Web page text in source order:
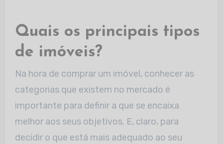
Quais os principais tipos
de imóveis?
Na hora de comprar um imóvel, conhecer as
categorias que existem no mercado é
importante para definir a que se encaixa
melhor aos seus objetivos. E, claro, para
decidir o que está mais adequado ao seu